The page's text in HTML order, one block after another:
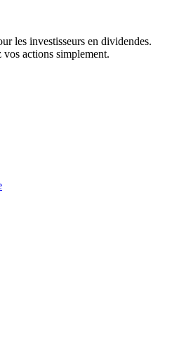
les investisseurs en dividendes.
actions simplement.